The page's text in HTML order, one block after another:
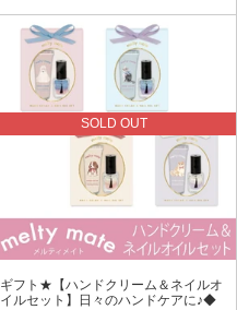
SOLD OUT
ギフト★【ハンドクリーム＆ネイルオ
イルセット】日々のハンドケアに♪◆